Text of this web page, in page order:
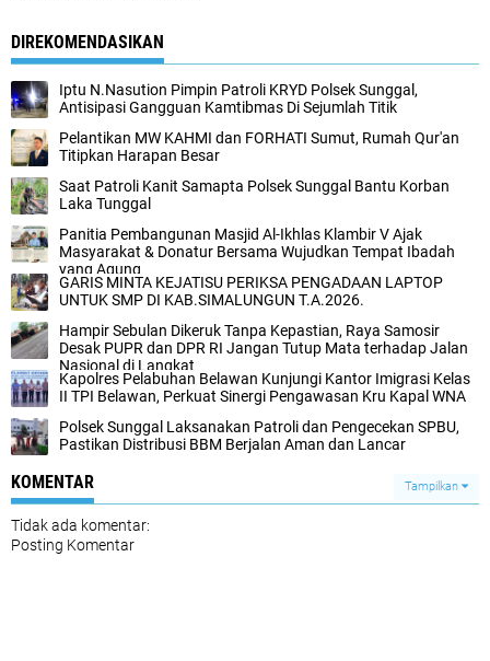
DIREKOMENDASIKAN
Iptu N.Nasution Pimpin Patroli KRYD Polsek Sunggal,
Antisipasi Gangguan Kamtibmas Di Sejumlah Titik
Pelantikan MW KAHMI dan FORHATI Sumut, Rumah Qur'an
Titipkan Harapan Besar
Saat Patroli Kanit Samapta Polsek Sunggal Bantu Korban
Laka Tunggal
Panitia Pembangunan Masjid Al-Ikhlas Klambir V Ajak
Masyarakat & Donatur Bersama Wujudkan Tempat Ibadah
yang Agung
GARIS MINTA KEJATISU PERIKSA PENGADAAN LAPTOP
UNTUK SMP DI KAB.SIMALUNGUN T.A.2026.
Hampir Sebulan Dikeruk Tanpa Kepastian, Raya Samosir
Desak PUPR dan DPR RI Jangan Tutup Mata terhadap Jalan
Nasional di Langkat‎
Kapolres Pelabuhan Belawan Kunjungi Kantor Imigrasi Kelas
II TPI Belawan, Perkuat Sinergi ‎Pengawasan Kru Kapal WNA ‎‎
Polsek Sunggal Laksanakan Patroli dan Pengecekan SPBU,
Pastikan Distribusi BBM Berjalan Aman dan Lancar
KOMENTAR Tampilkan
Tidak ada komentar:
Posting Komentar